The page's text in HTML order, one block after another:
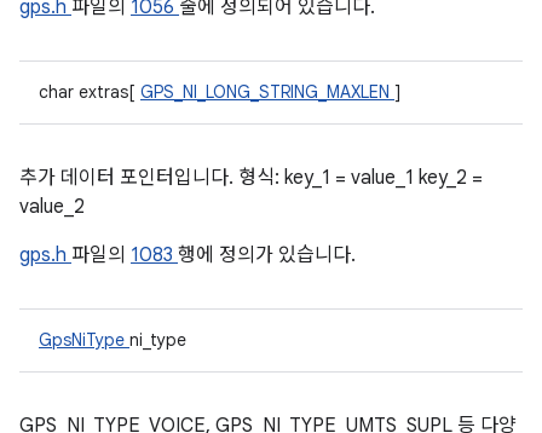
gps.h 파일의 1056 줄에 정의되어 있습니다.
char extras[ GPS_NI_LONG_STRING_MAXLEN ]
추가 데이터 포인터입니다. 형식: key_1 = value_1 key_2 =
value_2
gps.h 파일의 1083 행에 정의가 있습니다.
GpsNiType ni_type
GPS_NI_TYPE_VOICE, GPS_NI_TYPE_UMTS_SUPL 등 다양